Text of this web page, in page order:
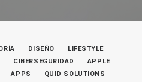
DISEÑO
LIFESTYLE
CIBERSEGURIDAD
APPLE
APPS
QUID SOLUTIONS